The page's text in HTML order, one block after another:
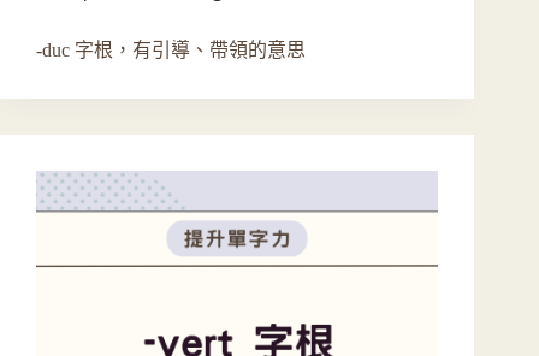
-duc 字根，有引導、帶領的意思